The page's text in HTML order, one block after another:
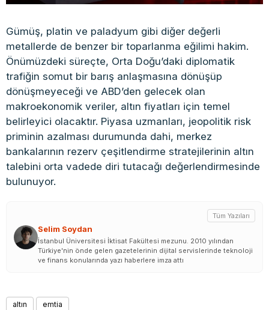
Gümüş, platin ve paladyum gibi diğer değerli
metallerde de benzer bir toparlanma eğilimi hakim.
Önümüzdeki süreçte, Orta Doğu’daki diplomatik
trafiğin somut bir barış anlaşmasına dönüşüp
dönüşmeyeceği ve ABD’den gelecek olan
makroekonomik veriler, altın fiyatları için temel
belirleyici olacaktır. Piyasa uzmanları, jeopolitik risk
priminin azalması durumunda dahi, merkez
bankalarının rezerv çeşitlendirme stratejilerinin altın
talebini orta vadede diri tutacağı değerlendirmesinde
bulunuyor.
Selim Soydan
Tüm Yazıları
İstanbul Üniversitesi İktisat Fakültesi mezunu. 2010 yılından
Türkiye'nin önde gelen gazetelerinin dijital servislerinde teknoloji
ve finans konularında yazı haberlere imza attı
altın emtia